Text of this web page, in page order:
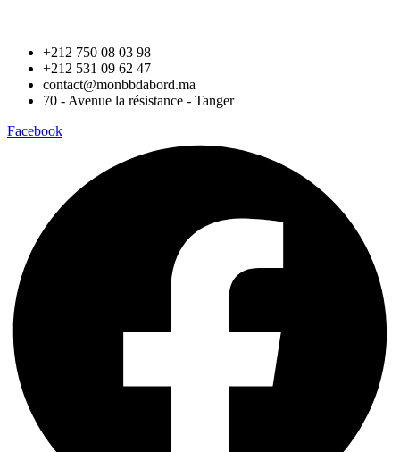
+212 750 08 03 98
+212 531 09 62 47
contact@monbbdabord.ma
70 - Avenue la résistance - Tanger
Facebook